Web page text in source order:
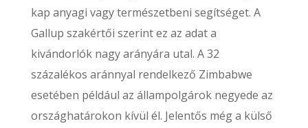
kap anyagi vagy természetbeni segítséget. A
Gallup szakértői szerint ez az adat a
kivándorlók nagy arányára utal. A 32
százalékos aránnyal rendelkező Zimbabwe
esetében például az állampolgárok negyede az
országhatárokon kívül él. Jelentős még a külső